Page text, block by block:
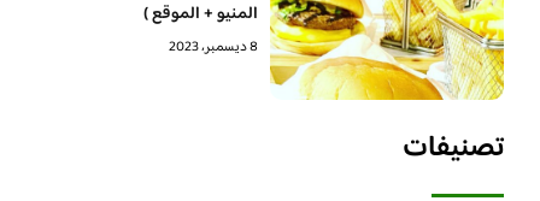
المنيو + الموقع )
8 ديسمبر، 2023
تصنيفات